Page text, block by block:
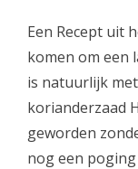
Een Recept uit
komen om een
is natuurlijk
korianderzaad
geworden
nog een